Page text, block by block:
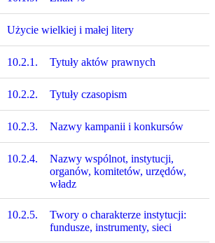
Użycie wielkiej i małej litery
10.2.1. Tytuły aktów prawnych
10.2.2. Tytuły czasopism
10.2.3. Nazwy kampanii i konkursów
10.2.4.
Nazwy wspólnot, instytucji,
organów, komitetów, urzędów,
władz
10.2.5.
Twory o charakterze instytucji:
fundusze, instrumenty, sieci